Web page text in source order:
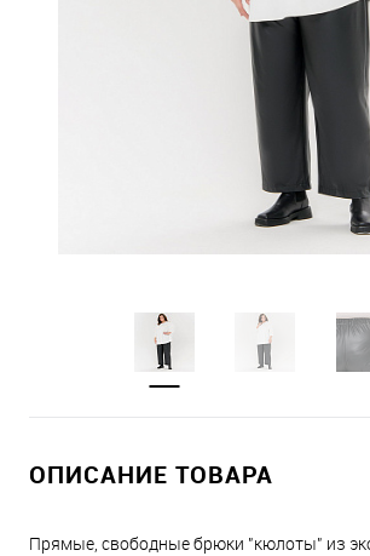
ОПИСАНИЕ ТОВАРА
Прямые, свободные брюки "кюлоты" из